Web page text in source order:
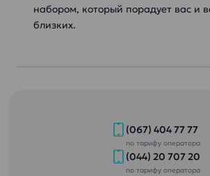
набором, который порадует вас и
близких.
(067) 404 77 77
по тарифу оператора
(044) 20 707 20
по тарифу оператора